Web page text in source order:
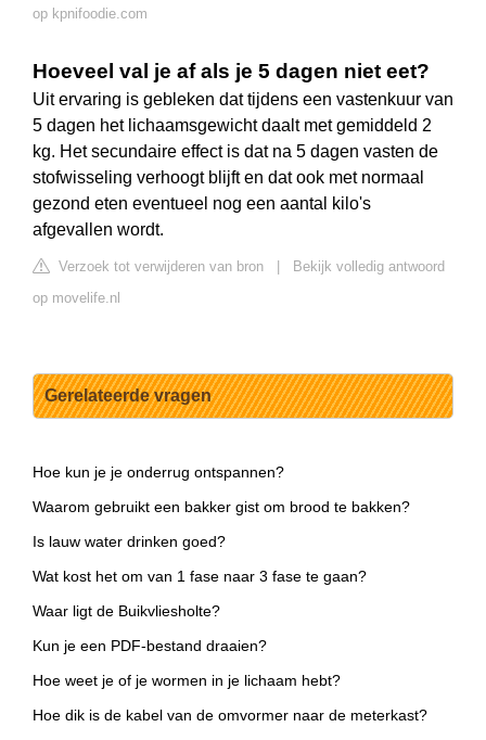
op kpnifoodie.com
Hoeveel val je af als je 5 dagen niet eet?
Uit ervaring is gebleken dat tijdens een vastenkuur van
5 dagen het lichaamsgewicht daalt met gemiddeld 2
kg. Het secundaire effect is dat na 5 dagen vasten de
stofwisseling verhoogt blijft en dat ook met normaal
gezond eten eventueel nog een aantal kilo's
afgevallen wordt.
Verzoek tot verwijderen van bron
Bekijk volledig antwoord
op movelife.nl
Gerelateerde vragen
Hoe kun je je onderrug ontspannen?
Waarom gebruikt een bakker gist om brood te bakken?
Is lauw water drinken goed?
Wat kost het om van 1 fase naar 3 fase te gaan?
Waar ligt de Buikvliesholte?
Kun je een PDF-bestand draaien?
Hoe weet je of je wormen in je lichaam hebt?
Hoe dik is de kabel van de omvormer naar de meterkast?